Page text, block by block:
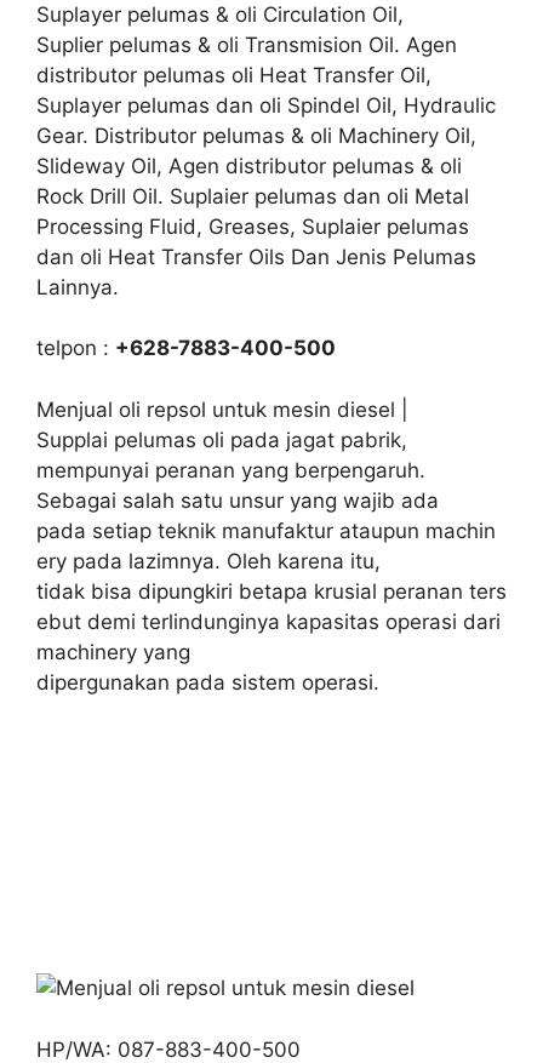
Suplayer pelumas & oli Circulation Oil,
Suplier pelumas & oli Transmision Oil. Agen
distributor pelumas oli Heat Transfer Oil,
Suplayer pelumas dan oli Spindel Oil, Hydraulic
Gear. Distributor pelumas & oli Machinery Oil,
Slideway Oil, Agen distributor pelumas & oli
Rock Drill Oil. Suplaier pelumas dan oli Metal
Processing Fluid, Greases, Suplaier pelumas
dan oli Heat Transfer Oils Dan Jenis Pelumas
Lainnya.
telpon : +628-7883-400-500
Menjual oli repsol untuk mesin diesel |
Supplai pelumas oli pada jagat pabrik,
mempunyai peranan yang berpengaruh.
Sebagai salah satu unsur yang wajib ada
pada setiap teknik manufaktur ataupun machin
ery pada lazimnya. Oleh karena itu,
tidak bisa dipungkiri betapa krusial peranan ters
ebut demi terlindunginya kapasitas operasi dari
machinery yang
dipergunakan pada sistem operasi.
HP/WA: 087-883-400-500